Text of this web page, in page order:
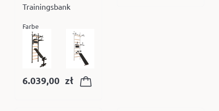
Trainingsbank
Farbe
6.039,00 zł